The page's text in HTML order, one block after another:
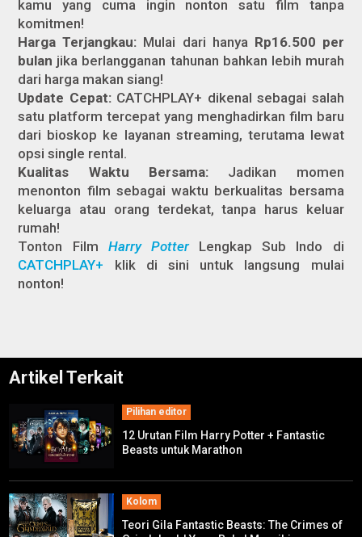
kamu yang cuma ingin nonton satu film tanpa
komitmen!
Harga Terjangkau: Mulai dari hanya Rp16.500 per
bulan jika berlangganan tahunan bahkan lebih murah
dari harga makan siang!
Update Cepat:CATCHPLAY+ dikenal sebagai salah
satu platform tercepat yang menghadirkan film baru
dari bioskop ke layanan streaming, terutama lewat
opsi single rental.
Kualitas Waktu Bersama: Jadikan momen
menonton film sebagai waktu berkualitas bersama
keluarga atau orang terdekat, tanpa harus keluar
rumah!
Tonton Film Harry PotterLengkap Sub Indo di
CATCHPLAY+ klik di sini untuk langsung mulai
nonton!
Artikel Terkait
Pilihan editor
12 Urutan Film Harry Potter + Fantastic
Beasts untuk Marathon
Kolom
Teori Gila Fantastic Beasts: The Crimes of